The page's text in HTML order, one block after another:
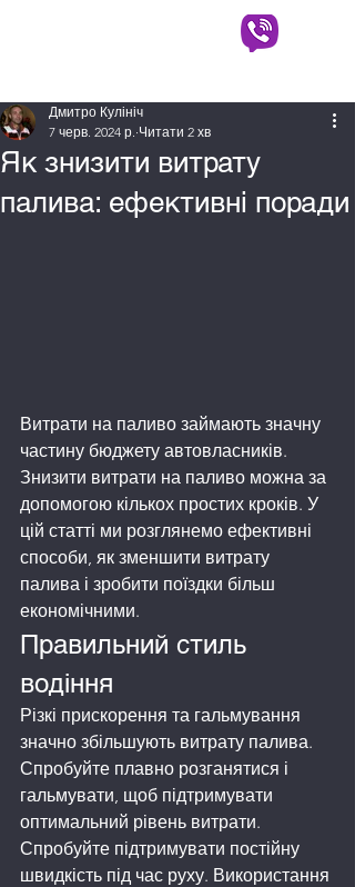
Як знизити витрату
палива: ефективні поради
Дмитро Кулініч
7 черв. 2024 р. Читати 2 хв
Витрати на паливо займають значну
частину бюджету автовласників.
Знизити витрати на паливо можна за
допомогою кількох простих кроків. У
цій статті ми розглянемо ефективні
способи, як зменшити витрату
палива і зробити поїздки більш
економічними.
Правильний стиль
водіння
Різкі прискорення та гальмування
значно збільшують витрату палива.
Спробуйте плавно розганятися і
гальмувати, щоб підтримувати
оптимальний рівень витрати.
Спробуйте підтримувати постійну
швидкість під час руху. Використання